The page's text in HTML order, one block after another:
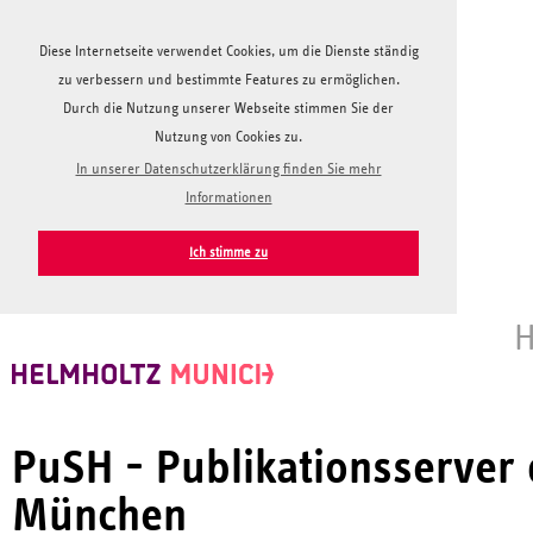
Diese Internetseite verwendet Cookies, um die Dienste ständig
zu verbessern und bestimmte Features zu ermöglichen.
Durch die Nutzung unserer Webseite stimmen Sie der
Nutzung von Cookies zu.
In unserer Datenschutzerklärung finden Sie mehr
Informationen
Ich stimme zu
PuSH -
München